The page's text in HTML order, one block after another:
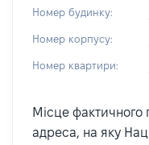
Номер будинку:
Номер корпусу:
Номер квартири:
Місце
адреса, на яку